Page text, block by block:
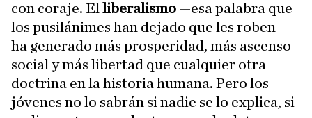
con coraje. El liberalismo —esa palabra que
los pusilánimes han dejado que les roben—
ha generado más prosperidad, más ascenso
social y más libertad que cualquier otra
doctrina en la historia humana. Pero los
jóvenes no lo sabrán si nadie se lo explica, si